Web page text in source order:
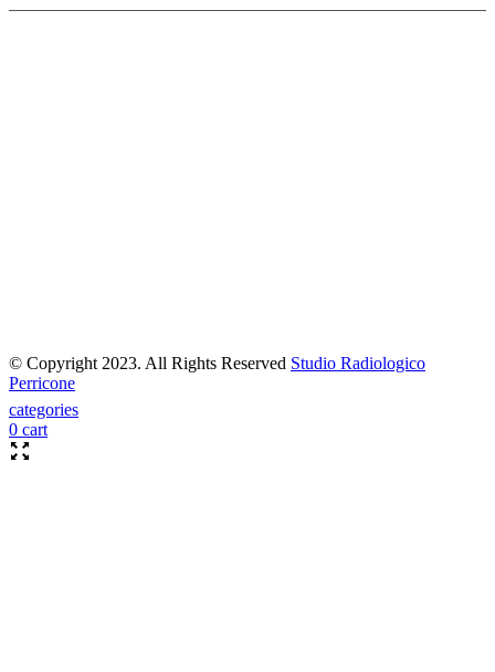
© Copyright 2023. All Rights Reserved Studio Radiologico
Perricone
categories
0 cart